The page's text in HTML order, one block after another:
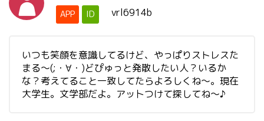
APP ID vrl6914b
いつも笑顔を意識してるけど、やっぱりストレスた
まる～(;・∀・)どぴゅっと発散したい人？いるか
な？考えてること一致してたらよろしくね～。現在
大学生。文学部だよ。アッ卜つけて探してね～♪